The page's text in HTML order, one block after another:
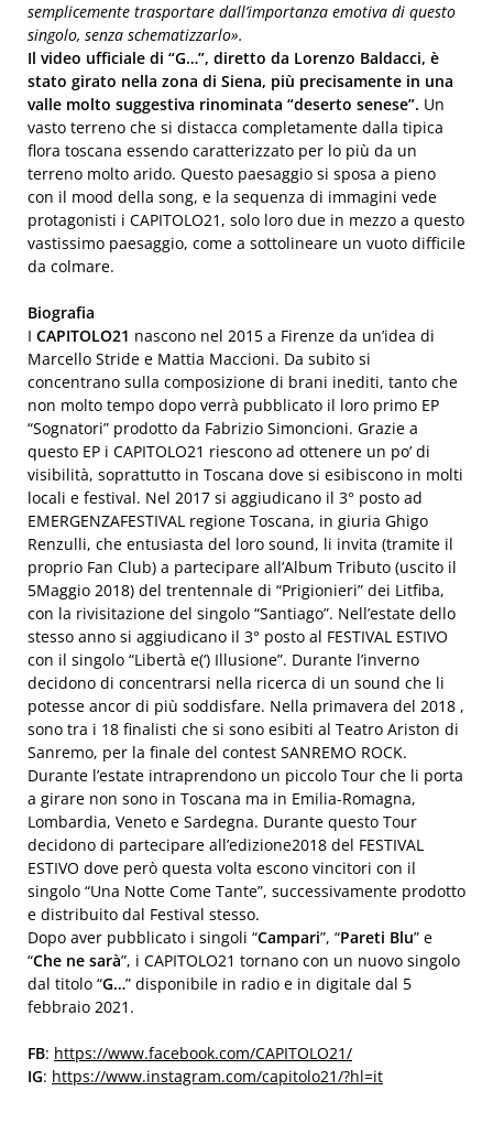
semplicemente trasportare dall’importanza emotiva di questo
singolo, senza schematizzarlo».
Il video ufficiale di “G…”, diretto da Lorenzo Baldacci, è
stato girato nella zona di Siena, più precisamente in una
valle molto suggestiva rinominata “deserto senese”. Un
vasto terreno che si distacca completamente dalla tipica
flora toscana essendo caratterizzato per lo più da un
terreno molto arido. Questo paesaggio si sposa a pieno
con il mood della song, e la sequenza di immagini vede
protagonisti i CAPITOLO21, solo loro due in mezzo a questo
vastissimo paesaggio, come a sottolineare un vuoto difficile
da colmare.
Biografia
I CAPITOLO21 nascono nel 2015 a Firenze da un’idea di
Marcello Stride e Mattia Maccioni. Da subito si
concentrano sulla composizione di brani inediti, tanto che
non molto tempo dopo verrà pubblicato il loro primo EP
“Sognatori” prodotto da Fabrizio Simoncioni. Grazie a
questo EP i CAPITOLO21 riescono ad ottenere un po’ di
visibilità, soprattutto in Toscana dove si esibiscono in molti
locali e festival. Nel 2017 si aggiudicano il 3° posto ad
EMERGENZAFESTIVAL regione Toscana, in giuria Ghigo
Renzulli, che entusiasta del loro sound, li invita (tramite il
proprio Fan Club) a partecipare all’Album Tributo (uscito il
5Maggio 2018) del trentennale di “Prigionieri” dei Litfiba,
con la rivisitazione del singolo “Santiago”. Nell’estate dello
stesso anno si aggiudicano il 3° posto al FESTIVAL ESTIVO
con il singolo “Libertà e(‘) Illusione”. Durante l’inverno
decidono di concentrarsi nella ricerca di un sound che li
potesse ancor di più soddisfare. Nella primavera del 2018 ,
sono tra i 18 finalisti che si sono esibiti al Teatro Ariston di
Sanremo, per la finale del contest SANREMO ROCK.
Durante l’estate intraprendono un piccolo Tour che li porta
a girare non sono in Toscana ma in Emilia-Romagna,
Lombardia, Veneto e Sardegna. Durante questo Tour
decidono di partecipare all’edizione2018 del FESTIVAL
ESTIVO dove però questa volta escono vincitori con il
singolo “Una Notte Come Tante”, successivamente prodotto
e distribuito dal Festival stesso.
Dopo aver pubblicato i singoli “Campari”, “Pareti Blu” e
“Che ne sarà”, i CAPITOLO21 tornano con un nuovo singolo
dal titolo “G…” disponibile in radio e in digitale dal 5
febbraio 2021.
FB: https://www.facebook.com/CAPITOLO21/
IG: https://www.instagram.com/capitolo21/?hl=it